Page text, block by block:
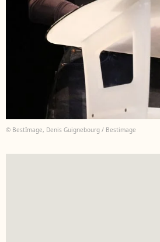
© BestImage, Denis Guignebourg / Bestimage